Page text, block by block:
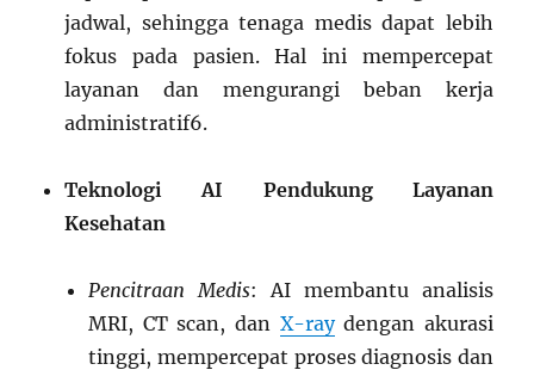
jadwal, sehingga tenaga medis dapat lebih
fokus pada pasien. Hal ini mempercepat
layanan dan mengurangi beban kerja
administratif6.
Teknologi AI Pendukung Layanan
Kesehatan
Pencitraan Medis: AI membantu analisis
MRI, CT scan, dan X-raydengan akurasi
tinggi, mempercepat proses diagnosis dan